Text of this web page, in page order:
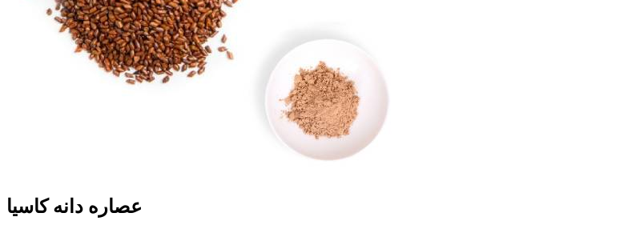
عصاره دانه کاسیا